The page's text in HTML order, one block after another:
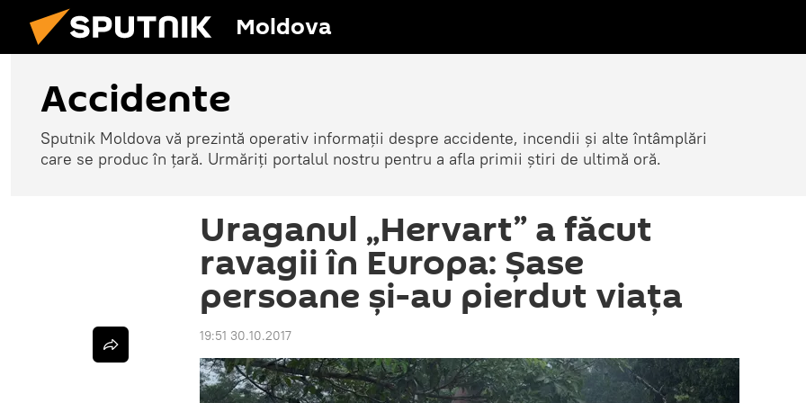
Moldova
Accidente
Sputnik Moldova vă prezintă operativ informații despre accidente, incendii și alte întâmplări
care se produc în țară. Urmăriți portalul nostru pentru a afla primii știri de ultimă oră.
Uraganul „Hervart” a făcut
ravagii în Europa: Șase
persoane și-au pierdut viața
19:51 30.10.2017